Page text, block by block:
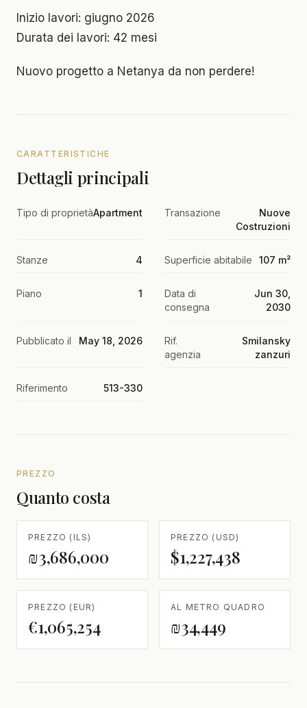
Inizio lavori: giugno 2026
Durata dei lavori: 42 mesi
Nuovo progetto a Netanya da non perdere!
CARATTERISTICHE
Dettagli principali
Tipo di proprietàApartment Transazione
Nuove
Costruzioni
Stanze 4 Superficie abitabile 107 m²
Piano 1
Data di
consegna
Jun 30,
2030
Pubblicato il May 18, 2026
Rif.
agenzia
Smilansky
zanzuri
Riferimento 513-330
PREZZO
Quanto costa
PREZZO (ILS)
₪3,686,000
PREZZO (USD)
$1,227,438
PREZZO (EUR)
€1,065,254
AL METRO QUADRO
₪34,449